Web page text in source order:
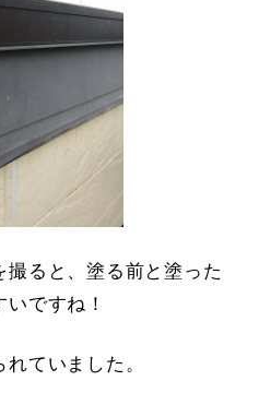
ると、塗る前と塗った
ですね！
ていました。